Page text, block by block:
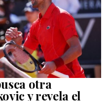
otra
y revela el